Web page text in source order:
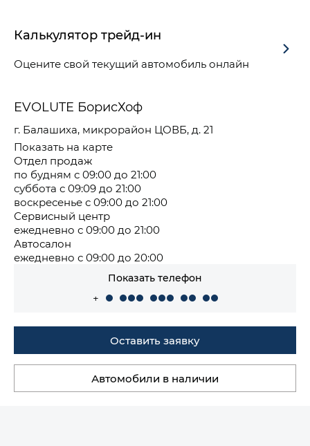
Калькулятор трейд-ин
Оцените свой текущий автомобиль онлайн
EVOLUTE БорисХоф
г. Балашиха, микрорайон ЦОВБ, д. 21
Показать на карте
Отдел продаж
по будням с 09:00 до 21:00
суббота с 09:09 до 21:00
воскресенье с 09:00 до 21:00
Сервисный центр
ежедневно с 09:00 до 21:00
Автосалон
ежедневно с 09:00 до 20:00
Показать телефон
+
Оставить заявку
Автомобили в наличии